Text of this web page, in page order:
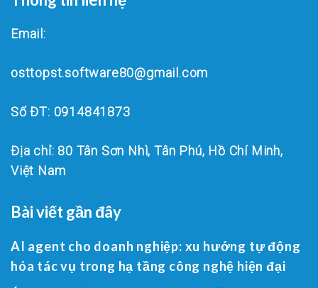
Email:
osttopst.software80@gmail.com
Số ĐT: 0914841873
Địa chỉ: 80 Tân Sơn Nhì, Tân Phú, Hồ Chí Minh,
Việt Nam
Bài viết gần đây
AI agent cho doanh nghiệp: xu hướng tự động
hóa tác vụ trong hạ tầng công nghệ hiện đại